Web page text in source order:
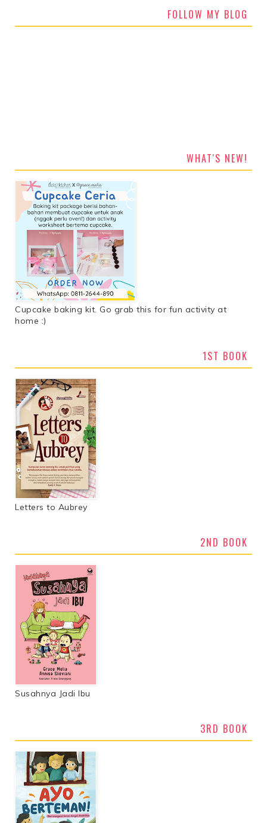
FOLLOW MY BLOG
WHAT'S NEW!
Cupcake baking kit. Go grab this for fun activity at
home :)
1ST BOOK
Letters to Aubrey
2ND BOOK
Susahnya Jadi Ibu
3RD BOOK